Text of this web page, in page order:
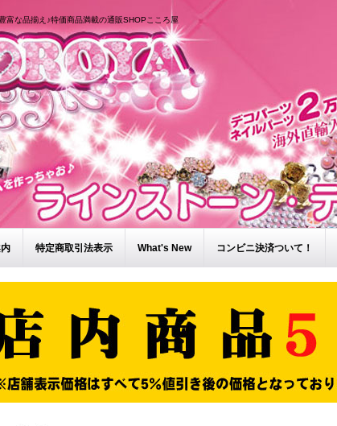
富な品揃え♪特価商品満載の通販SHOPこころ屋
特定商取引法表示 What's New コンビニ決済ついて！